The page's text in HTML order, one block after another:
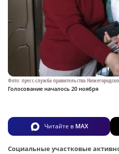
Фото: пресс-служба правительства
Голосование началось 20 ноября
Читайте в MAX
Социальные участковые